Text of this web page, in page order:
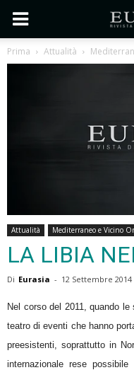
Prima Attualità
Attualità Mediterraneo e Vicino
LA LIBIA
Di Eurasia - 12 Settembre 2014
Nel corso del 2011, quando
teatro di eventi che hanno
preesistenti, soprattutto in
internazionale rese